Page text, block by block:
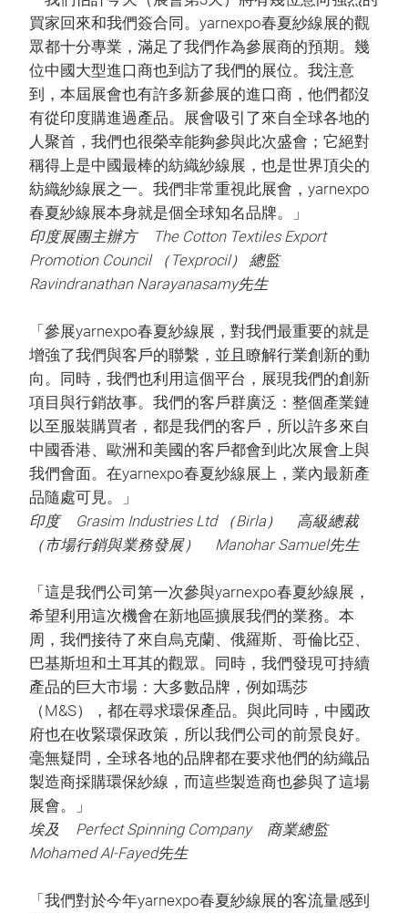
買家回來和我們簽合同。yarnexpo春夏紗線展的觀
眾都十分專業，滿足了我們作為參展商的預期。幾
位中國大型進口商也到訪了我們的展位。我注意
到，本屆展會也有許多新參展的進口商，他們都沒
有從印度購進過產品。展會吸引了來自全球各地的
人聚首，我們也很榮幸能夠參與此次盛會；它絕對
稱得上是中國最棒的紡織紗線展，也是世界頂尖的
紡織紗線展之一。我們非常重視此展會，yarnexpo
春夏紗線展本身就是個全球知名品牌。」
印度展團主辦方 The Cotton Textiles Export
Promotion Council （Texprocil） 總監
Ravindranathan Narayanasamy先生
「參展yarnexpo春夏紗線展，對我們最重要的就是
增強了我們與客戶的聯繫，並且瞭解行業創新的動
向。同時，我們也利用這個平台，展現我們的創新
項目與行銷故事。我們的客戶群廣泛：整個產業鏈
以至服裝購買者，都是我們的客戶，所以許多來自
中國香港、歐洲和美國的客戶都會到此次展會上與
我們會面。在yarnexpo春夏紗線展上，業內最新產
品隨處可見。」
印度 Grasim Industries Ltd （Birla） 高級總裁
（市場行銷與業務發展） Manohar Samuel先生
「這是我們公司第一次參與yarnexpo春夏紗線展，
希望利用這次機會在新地區擴展我們的業務。本
周，我們接待了來自烏克蘭、俄羅斯、哥倫比亞、
巴基斯坦和土耳其的觀眾。同時，我們發現可持續
產品的巨大市場：大多數品牌，例如瑪莎
（M&S），都在尋求環保產品。與此同時，中國政
府也在收緊環保政策，所以我們公司的前景良好。
毫無疑問，全球各地的品牌都在要求他們的紡織品
製造商採購環保紗線，而這些製造商也參與了這場
展會。」
埃及 Perfect Spinning Company 商業總監
Mohamed Al-Fayed先生
「我們對於今年yarnexpo春夏紗線展的客流量感到